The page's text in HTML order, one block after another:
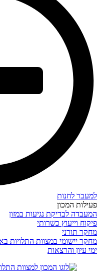
למעבר לחנות
פעילות המכון
המעבדה לבדיקת נגיעות במזון
פיקוח וייעוץ כשרותי
מחקר תורני
מחקר יישומי במצוות התלויות
ימי עיון והרצאות